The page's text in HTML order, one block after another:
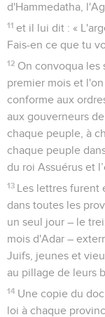
d'Hammedatha,
11 et il lui dit : «
Fais-en ce que tu
12 On convoqua les
premier mois et
conforme aux
aux gouverneurs
chaque peuple, à
chaque peuple
du roi Assuérus et
13 Les lettres furent
dans toutes les
un seul jour – le
mois d'Adar –
Juifs, jeunes et
au pillage de leurs
14 Une copie du
loi à chaque